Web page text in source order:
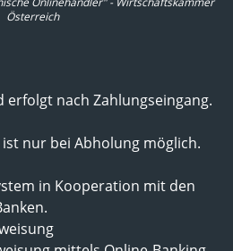
Österreich
erfolgt nach Zahlungseingang.
nur bei Abholung möglich.
in Kooperation mit den